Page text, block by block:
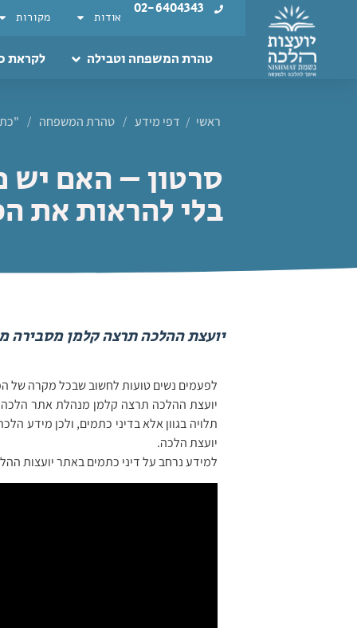
02-6404343 אודות מקורות
טהרת המשפחה וטבילה לקראת
ראשי / דפי מידע / טהרת המשפחה /
סרטון – האם
בלי להראות את
יועצת ההלכה תרצה קלמן מסבירה
לפעמים נשים טועות לחשוב שבכל מקרה של
יועצת ההלכה תרצה קלמן מנהלת אתר
תלויה בגוון אלא בדיני כתמים, ולכן מידע
יועצת הלכה.
למידע נרחב על דיני כתמים באתר יועצות